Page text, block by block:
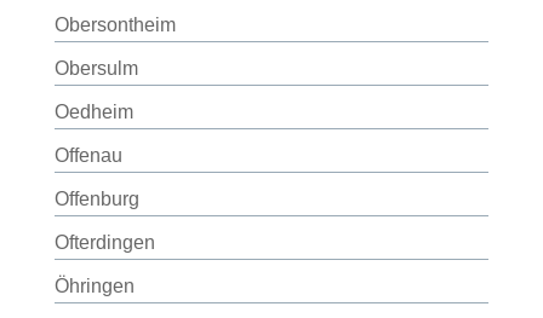
Obersontheim
Obersulm
Oedheim
Offenau
Offenburg
Ofterdingen
Öhringen